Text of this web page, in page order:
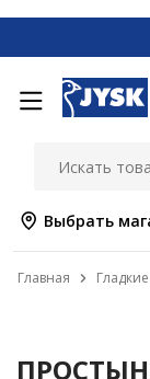
Выбрать
Главная